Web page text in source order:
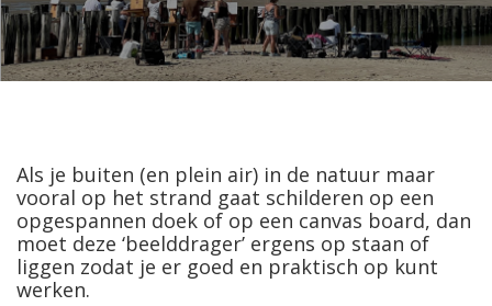
Als je buiten (en plein air) in de natuur maar
vooral op het strand gaat schilderen op een
opgespannen doek of op een canvas board, dan
moet deze ‘beelddrager’ ergens op staan of
liggen zodat je er goed en praktisch op kunt
werken.